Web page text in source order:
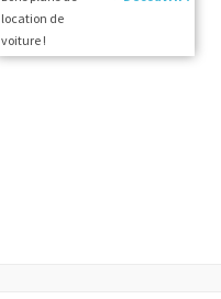
location de
voiture !